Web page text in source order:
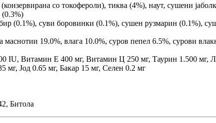
со токофероли), тиква (4%), наут, сушени
(0.3%)
(0.1%), суви боровинки (0.1%), сушен рузмарин (0.1%),
19.0%, влага 10.0%, суров пепел 6.5%, сурови
Витамин Е 400 мг, Витамин Ц 250 мг, Таурин 1.500 мг,
Јод 0.65 мг, Бакар 15 мг, Селен 0.2 мг
Битола